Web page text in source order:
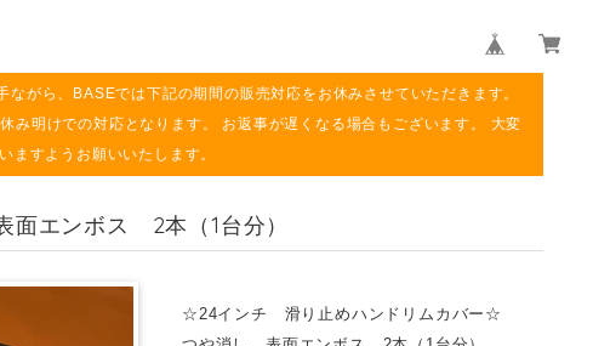
がら、BASEでは下記の期間の販売対応をお休みさせていただきます。
明けでの対応となります。 お返事が遅くなる場合もございます。 大変
ますようお願いいたします。
エンボス 2本（1台分）
☆24インチ 滑り止めハンドリムカバー☆